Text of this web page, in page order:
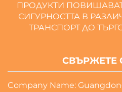
ПРОДУКТИ
СИГУРНОСТТА В
ТРАНСПОРТ ДО
СВЪРЖЕТЕ
Company Name: